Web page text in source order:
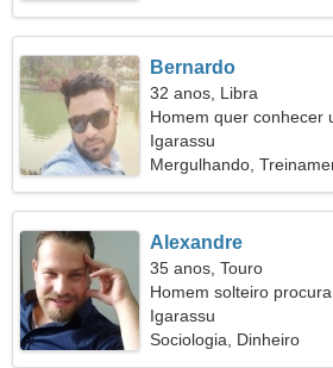
Bernardo
32 anos, Libra
Homem quer conhecer
Igarassu
Mergulhando,
Alexandre
35 anos, Touro
Homem solteiro
Igarassu
Sociologia, Dinheiro